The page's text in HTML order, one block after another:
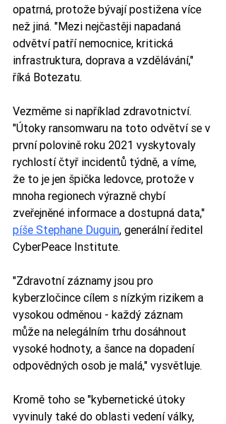
opatrná, protože bývají postižena více
než jiná. "Mezi nejčastěji napadaná
odvětví patří nemocnice, kritická
infrastruktura, doprava a vzdělávání,"
říká Botezatu.
Vezměme si například zdravotnictví.
"Útoky ransomwaru na toto odvětví se v
první polovině roku 2021 vyskytovaly
rychlostí čtyř incidentů týdně, a víme,
že to je jen špička ledovce, protože v
mnoha regionech výrazně chybí
zveřejněné informace a dostupná data,"
píše Stephane Duguin, generální ředitel
CyberPeace Institute.
"Zdravotní záznamy jsou pro
kyberzločince cílem s nízkým rizikem a
vysokou odměnou - každý záznam
může na nelegálním trhu dosáhnout
vysoké hodnoty, a šance na dopadení
odpovědných osob je malá," vysvětluje.
Kromě toho se "kybernetické útoky
vyvinuly také do oblasti vedení války,